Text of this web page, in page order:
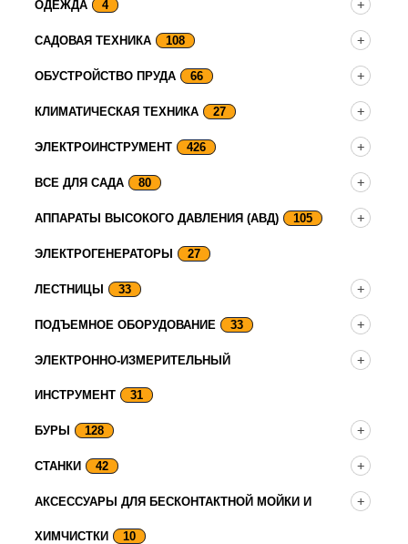
ОДЕЖДА 4
САДОВАЯ ТЕХНИКА 108
ОБУСТРОЙСТВО ПРУДА 66
КЛИМАТИЧЕСКАЯ ТЕХНИКА 27
ЭЛЕКТРОИНСТРУМЕНТ 426
ВСЕ ДЛЯ САДА 80
АППАРАТЫ ВЫСОКОГО ДАВЛЕНИЯ (АВД) 105
ЭЛЕКТРОГЕНЕРАТОРЫ 27
ЛЕСТНИЦЫ 33
ПОДЪЕМНОЕ ОБОРУДОВАНИЕ 33
ЭЛЕКТРОННО-ИЗМЕРИТЕЛЬНЫЙ
ИНСТРУМЕНТ 31
БУРЫ 128
СТАНКИ 42
АКСЕССУАРЫ ДЛЯ БЕСКОНТАКТНОЙ МОЙКИ И
ХИМЧИСТКИ 10